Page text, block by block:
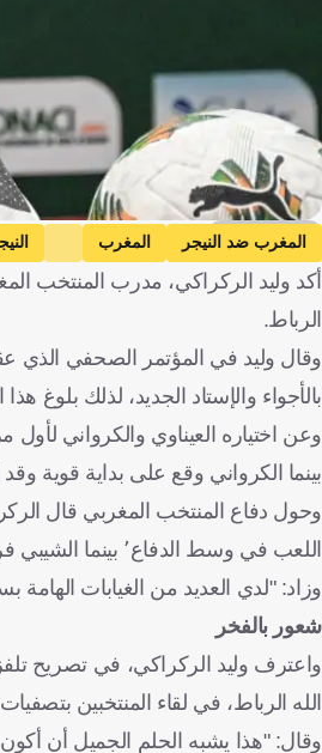
Getty Images
المغرب ضد النيجر المغرب
أكد وليد الركراكي، مدرب المنتخب
الرباط.
بالأجواء والإستاد الجديد، لذلك
بينما الكرواني وقع على بداية قوية
اللعب في وسط الدفاع٬ بينما الشيبي فرض علي ضمه بعد تألقه مع بيراميدز محليا وأفريقيا.. ننتظر عودة رومان سايس وسنرى ما يمكن فعله".
وزاد: "لدي العديد من الغيابات الهامة
شعور بالفخر
واعترف وليد الركراكي، في تصريح
الله الرباط، في لقاء المنتخبين
وقال: "هذا يشبه الحلم الجميل أن